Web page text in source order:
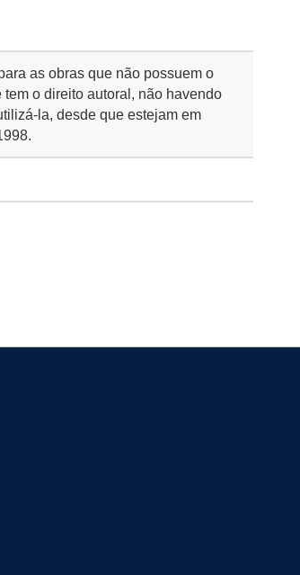
as obras que não possuem o
o direito autoral, não havendo
la, desde que estejam em